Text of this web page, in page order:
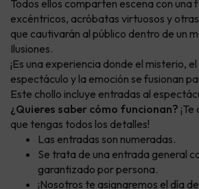
Todos ellos comparten escena con una
excéntricos, acróbatas virtuosos y
que cautivarán al público dentro de un
Ilusiones.
¡Es una experiencia donde el misterio,
espectáculo y la emoción se fusionan
Este chollo incluye entradas al
¿Quieres saber cómo funcionan?
que tengas todos los detalles!
Las entradas son numeradas.
Se trata de una entrada general
garantizado por persona.
¡Nosotros te asignaremos el día